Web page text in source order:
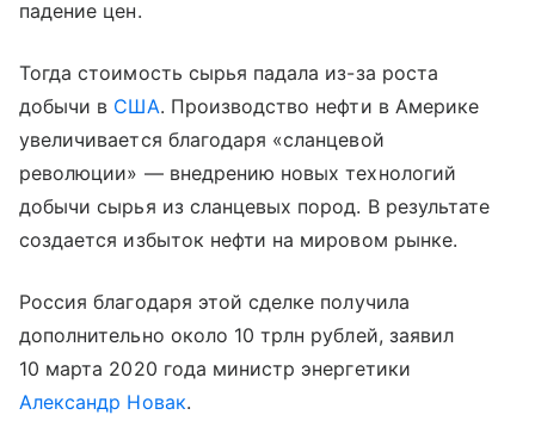
падение цен.
Тогда стоимость сырья падала из-за роста
добычи в США. Производство нефти в Америке
увеличивается благодаря «сланцевой
революции» — внедрению новых технологий
добычи сырья из сланцевых пород. В результате
создается избыток нефти на мировом рынке.
Россия благодаря этой сделке получила
дополнительно около 10 трлн рублей, заявил
10 марта 2020 года министр энергетики
Александр Новак.